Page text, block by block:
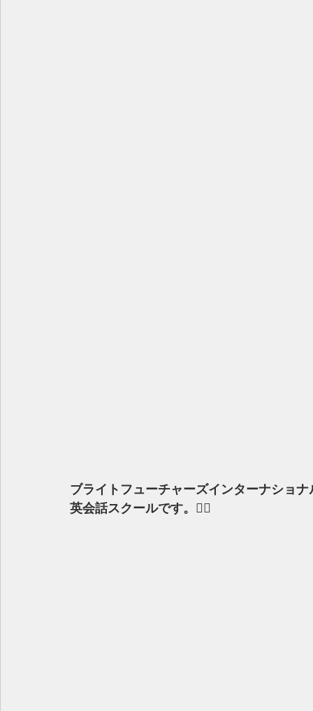
ブライトフューチャーズインターナショ
英会話スクールです。🚶‍♀️